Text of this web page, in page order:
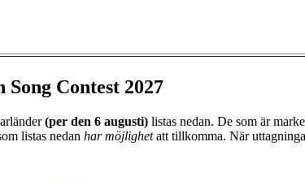
Contest 2027
(per den 6 augusti) listas nedan. De som är
listas nedan har möjlighetatt tillkomma. När